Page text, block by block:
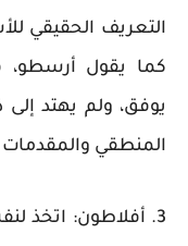
التعريف الحقيقي
كما يقول أرسطو،
يوفق، ولم يهتد
المنطقي والمقدمات
3. أفلاطون: اتخذ